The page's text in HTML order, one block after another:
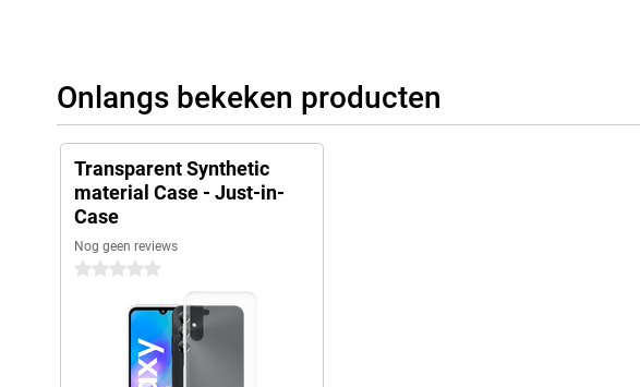
Onlangs bekeken producten
Transparent Synthetic
material Case - Just-in-
Case
Nog geen reviews
0 sterren